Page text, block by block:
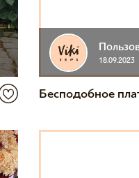
18.09.2023
Бесподобное